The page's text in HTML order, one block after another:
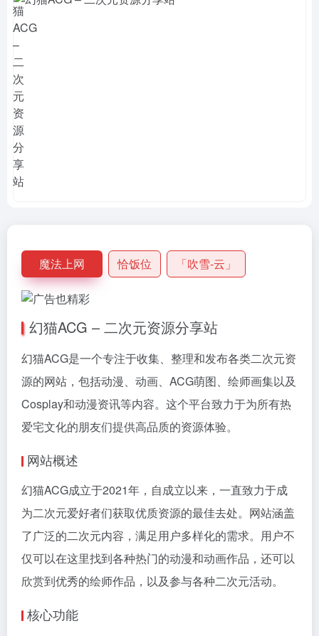
魔法上网 恰饭位 「吹雪-云」
幻猫ACG – 二次元资源分享站
幻猫ACG是一个专注于收集、整理和发布各类二次元资
源的网站，包括动漫、动画、ACG萌图、绘师画集以及
Cosplay和动漫资讯等内容。这个平台致力于为所有热
爱宅文化的朋友们提供高品质的资源体验。
网站概述
幻猫ACG成立于2021年，自成立以来，一直致力于成
为二次元爱好者们获取优质资源的最佳去处。网站涵盖
了广泛的二次元内容，满足用户多样化的需求。用户不
仅可以在这里找到各种热门的动漫和动画作品，还可以
欣赏到优秀的绘师作品，以及参与各种二次元活动。
核心功能